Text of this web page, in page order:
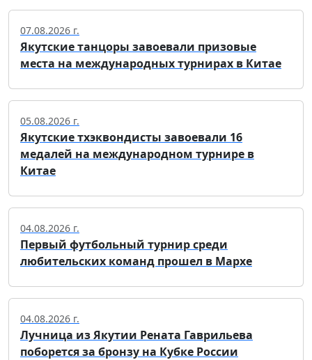
07.08.2026 г.
Якутские танцоры завоевали призовые
места на международных турнирах в Китае
05.08.2026 г.
Якутские тхэквондисты завоевали 16
медалей на международном турнире в
Китае
04.08.2026 г.
Первый футбольный турнир среди
любительских команд прошел в Мархе
04.08.2026 г.
Лучница из Якутии Рената Гаврильева
поборется за бронзу на Кубке России